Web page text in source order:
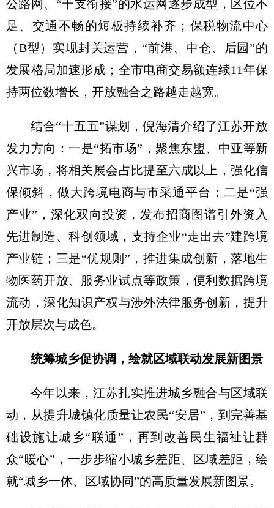
公路网、“干支衔接”的水运网逐步成型，区位不
足、交通不畅的短板持续补齐；保税物流中心
（B型）实现封关运营，“前港、中仓、后园”的
发展格局加速形成；全市电商交易额连续11年保
持两位数增长，开放融合之路越走越宽。
结合“十五五”谋划，倪海清介绍了江苏开放
发力方向：一是“拓市场”，聚焦东盟、中亚等新
兴市场，将相关展会占比提至六成以上，强化信
保倾斜，做大跨境电商与市采通平台；二是“强
产业”，深化双向投资，发布招商图谱引外资入
先进制造、科创领域，支持企业“走出去”建跨境
产业链；三是“优规则”，推进集成创新，落地生
物医药开放、服务业试点等政策，便利数据跨境
流动，深化知识产权与涉外法律服务创新，提升
开放层次与成色。
统筹城乡促协调，绘就区域联动发展新图景
今年以来，江苏扎实推进城乡融合与区域联
动，从提升城镇化质量让农民“安居”，到完善基
础设施让城乡“联通”，再到改善民生福祉让群
众“暖心”，一步步缩小城乡差距、区域差距，绘
就“城乡一体、区域协同”的高质量发展新图景。